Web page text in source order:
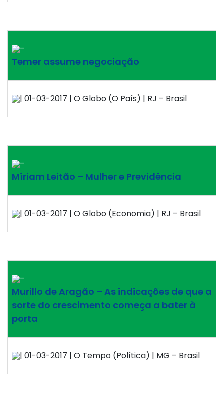
–
Temer assume negociação
| 01-03-2017 | O Globo (O País) | RJ – Brasil
–
Míriam Leitão – Mulher e Previdência
| 01-03-2017 | O Globo (Economia) | RJ – Brasil
–
Murillo de Aragão – As indicações de que a
sorte do crescimento começa a bater à
porta
| 01-03-2017 | O Tempo (Política) | MG – Brasil